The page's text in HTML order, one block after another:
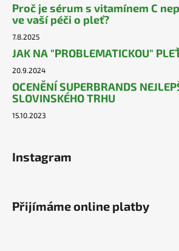
Proč je sérum s vitamínem C
ve vaší péči o pleť?
7.8.2025
JAK NA "PROBLEMATICKOU"
20.9.2024
OCENĚNÍ SUPERBRANDS
SLOVINSKÉHO TRHU
15.10.2023
Instagram
Přijímáme online platby